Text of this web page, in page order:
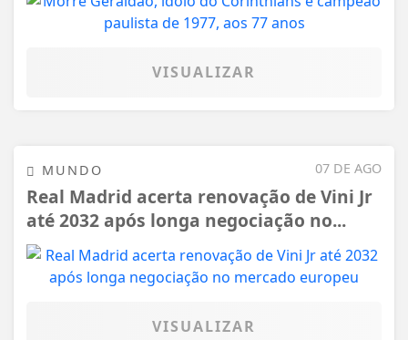
VISUALIZAR
07 DE AGO
MUNDO
Real Madrid acerta renovação de Vini Jr
até 2032 após longa negociação no...
VISUALIZAR